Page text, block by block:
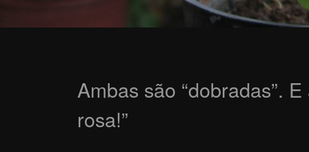
Ambas são “dobradas”.
rosa!”